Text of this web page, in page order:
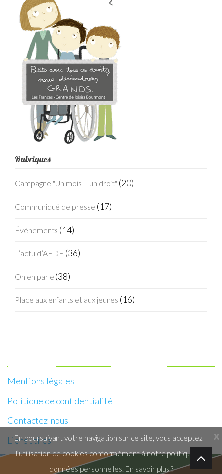
x
En poursuivant votre navigation sur ce site, vous acceptez
l’utilisation de cookies conformément à notre politique de
données personnelles. En savoir plus ?
Rubriques
Campagne "Un mois – un droit" (20)
Communiqué de presse (17)
Événements (14)
L’actu d’AEDE (36)
On en parle (38)
Place aux enfants et aux jeunes (16)
Mentions légales
Politique de confidentialité
Contactez-nous
Liens utiles